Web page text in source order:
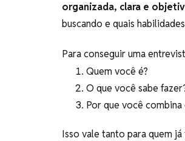
organizada, clara e
buscando e quais
Para conseguir uma
Quem você é?
O que você sabe
Por que você combina
Isso vale tanto para quem